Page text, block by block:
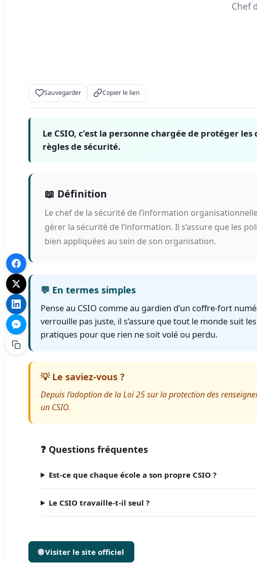
Chef
Sauvegarder Copier le lien
Le CSIO, c’est la personne chargée de protéger
règles de sécurité.
📖 Définition
Le chef de la sécurité de l’information
gérer la sécurité de l’information. Il s’assure que les
bien appliquées au sein de son organisation.
💬 En termes simples
Pense au CSIO comme au gardien d’un coffre-fort
verrouille pas juste, il s’assure que tout le monde suit
pratiques pour que rien ne soit volé ou perdu.
💡 Le saviez-vous ?
Depuis l’adoption de la Loi 25 sur la protection des
un CSIO.
❓ Questions fréquentes
Est-ce que chaque école a son propre CSIO ?
Le CSIO travaille-t-il seul ?
🌐 Visiter le site officiel